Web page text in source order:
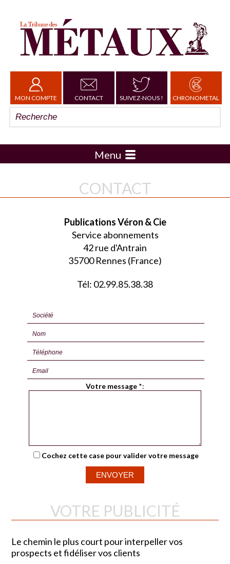
MON COMPTE CONTACT SUIVEZ-NOUS ! CHRONOMETAL
Menu
CONTACT
Publications Véron & Cie
Service abonnements
42 rue d'Antrain
35700 Rennes (France)
Tél: 02.99.85.38.38
Votre message *:
Cochez cette case pour valider votre message
VOTRE PUBLICITÉ
Le chemin le plus court pour interpeller vos
prospects et fidéliser vos clients